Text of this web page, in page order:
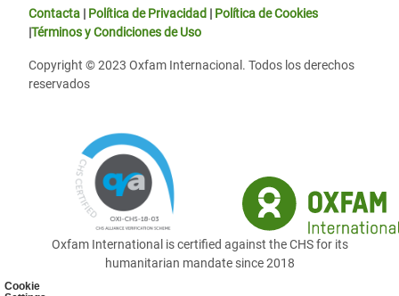
Cookie
Contacta | Política de Privacidad | Política de Cookies
|Términos y Condiciones de Uso
Copyright © 2023 Oxfam Internacional. Todos los derechos
reservados
Oxfam International is certified against the CHS for its
humanitarian mandate since 2018